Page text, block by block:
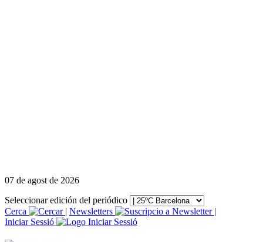
07 de agost de 2026
Seleccionar edición del periódico
Cerca
| Newsletters
|
Iniciar Sessió